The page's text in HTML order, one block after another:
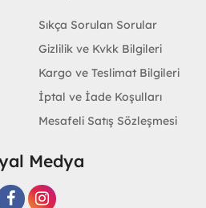
Sıkça Sorulan Sorular
Gizlilik ve Kvkk Bilgileri
Kargo ve Teslimat Bilgileri
İptal ve İade Koşulları
Mesafeli Satış Sözleşmesi
Medya